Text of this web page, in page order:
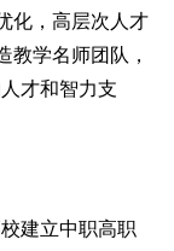
化，高层次人才
教学名师团队，
才和智力支
建立中职高职